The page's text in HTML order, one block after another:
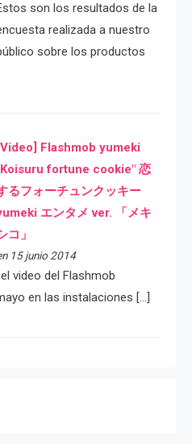
son los resultados de la
realizada a nuestro
sobre los productos
Flashmob yumeki
fortune cookie" 恋
るフォーチュンクッキー
エンタメ ver. 「メキ
コ」
15 junio 2014
video del Flashmob
en las instalaciones […]